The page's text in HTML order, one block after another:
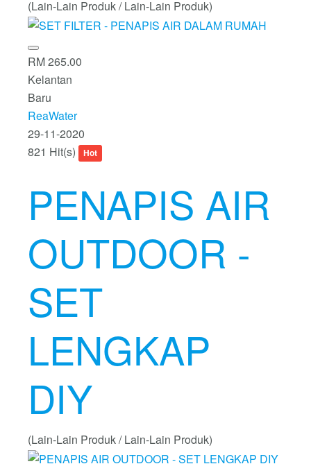
(Lain-Lain Produk / Lain-Lain Produk)
RM 265.00
Kelantan
Baru
ReaWater
29-11-2020
821 Hit(s)
Hot
PENAPIS AIR
OUTDOOR -
SET
LENGKAP
DIY
(Lain-Lain Produk / Lain-Lain Produk)